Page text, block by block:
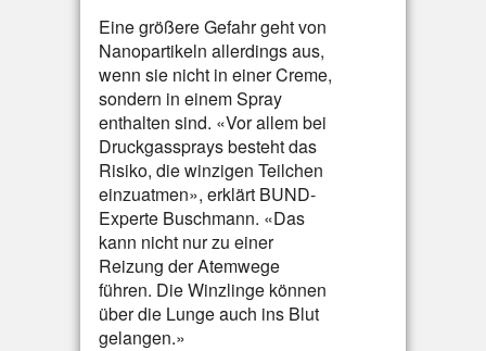
Eine größere Gefahr geht von
Nanopartikeln allerdings aus,
wenn sie nicht in einer Creme,
sondern in einem Spray
enthalten sind. «Vor allem bei
Druckgassprays besteht das
Risiko, die winzigen Teilchen
einzuatmen», erklärt BUND-
Experte Buschmann. «Das
kann nicht nur zu einer
Reizung der Atemwege
führen. Die Winzlinge können
über die Lunge auch ins Blut
gelangen.»